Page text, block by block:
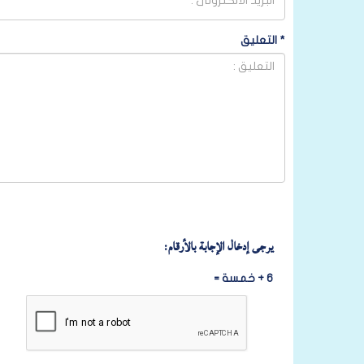
* التعليق
يرجى إدخال الإجابة بالأرقام:
6 + خمسة =